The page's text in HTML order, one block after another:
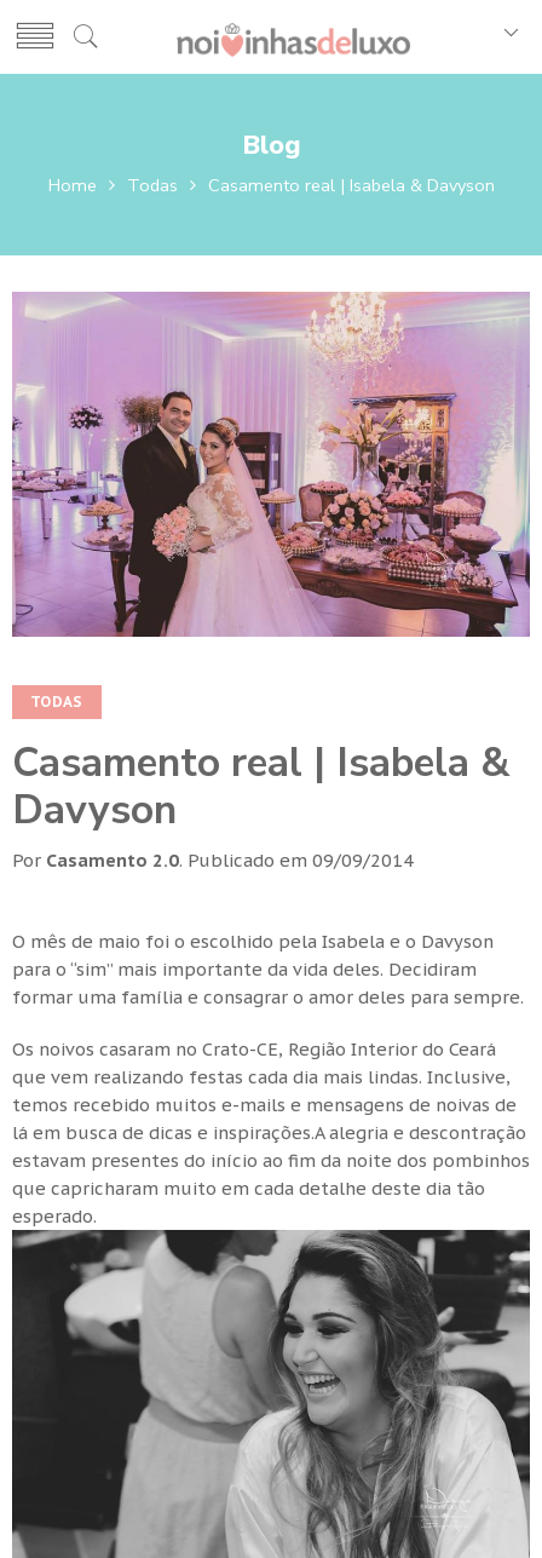
Blog
Home Todas Casamento real | Isabela & Davyson
TODAS
Casamento real | Isabela &
Davyson
Por Casamento 2.0. Publicado em 09/09/2014
O mês de maio foi o escolhido pela Isabela e o Davyson
para o “sim” mais importante da vida deles. Decidiram
formar uma família e consagrar o amor deles para sempre.
Os noivos casaram no Crato-CE, Região Interior do Ceará
que vem realizando festas cada dia mais lindas. Inclusive,
temos recebido muitos e-mails e mensagens de noivas de
lá em busca de dicas e inspirações.A alegria e descontração
estavam presentes do início ao fim da noite dos pombinhos
que capricharam muito em cada detalhe deste dia tão
esperado.